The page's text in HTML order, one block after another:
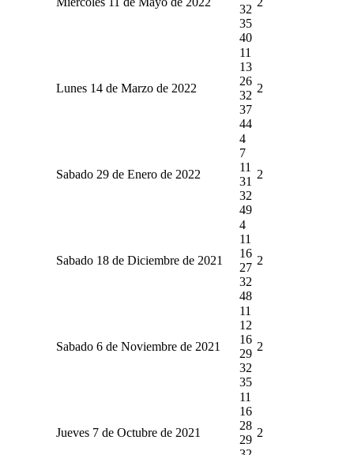
32
35
40
Lunes 14 de Marzo de 2022
11
13
26
32
37
44
2
Sabado 29 de Enero de 2022
4
7
11
31
32
49
2
Sabado 18 de Diciembre de 2021
4
11
16
27
32
48
2
Sabado 6 de Noviembre de 2021
11
12
16
29
32
35
2
Jueves 7 de Octubre de 2021
11
16
28
29
2